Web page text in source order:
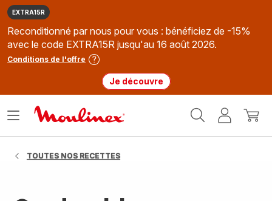
EXTRA15R
Reconditionné par nous pour vous : bénéficiez de -15%
avec le code EXTRA15R jusqu'au 16 août 2026.
Conditions de l'offre
Je découvre
MonMon
Ouvrir
TOUTES NOS RECETTES